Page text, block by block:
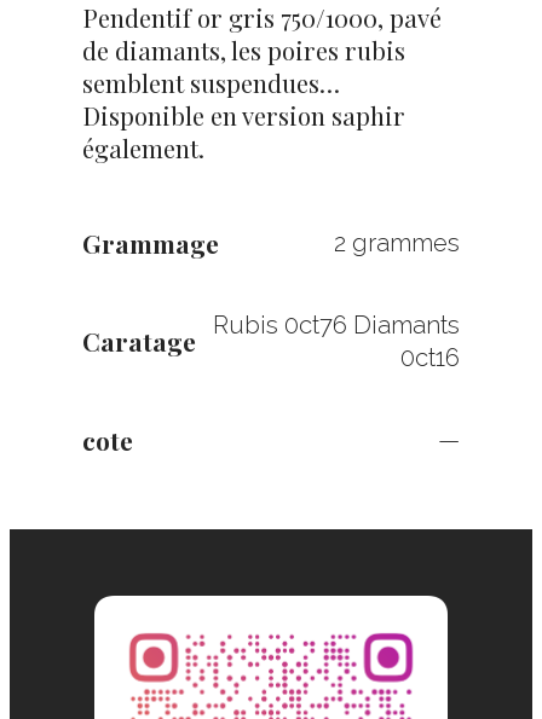
Pendentif or gris 750/1000, pavé
de diamants, les poires rubis
semblent suspendues…
Disponible en version saphir
également.
Grammage 2 grammes
Caratage
Rubis 0ct76 Diamants
0ct16
cote —